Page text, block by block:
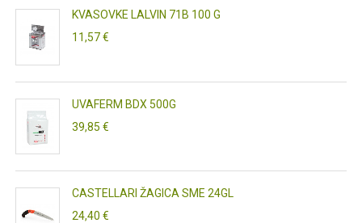
KVASOVKE LALVIN 71B 100 G
11,57 €
UVAFERM BDX 500G
39,85 €
CASTELLARI ŽAGICA SME 24GL
24,40 €